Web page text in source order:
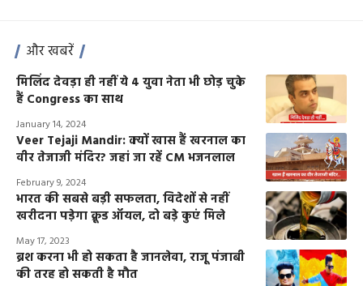
और खबरें
मिलिंद देवड़ा ही नहीं ये 4 युवा नेता भी छोड़ चुके
हैं Congress का साथ
January 14, 2024
Veer Tejaji Mandir: क्यों खास हैं खरनाल का
वीर तेजाजी मंदिर? जहां जा रहें CM भजनलाल
February 9, 2024
भारत की सबसे बड़ी सफलता, विदेशों से नहीं
खरीदना पड़ेगा क्रूड ऑयल, दो बड़े कुएं मिले
May 17, 2023
ब्रश करना भी हो सकता है जानलेवा, राजू पंजाबी
की तरह हो सकती है मौत